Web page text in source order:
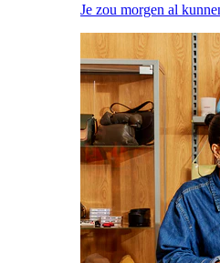
Je zou morgen al